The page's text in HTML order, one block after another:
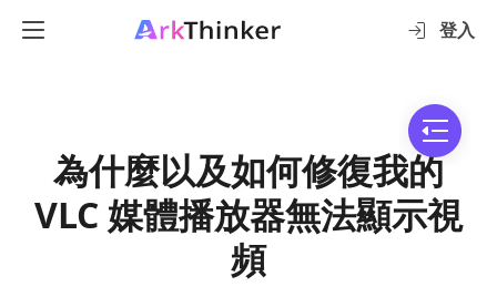
登入
為什麼以及如何修復我的
VLC 媒體播放器無法顯示視
頻